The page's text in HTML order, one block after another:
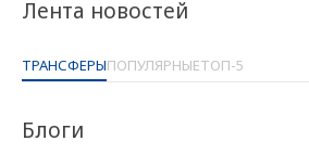
Лента новостей
ТРАНСФЕРЫПОПУЛЯРНЫЕТОП-5
Блоги